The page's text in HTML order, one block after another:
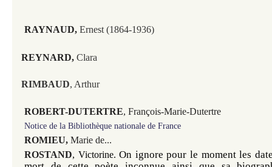
RAYNAUD, Ernest (1864-1936)
REYNARD, Clara
RIMBAUD, Arthur
ROBERT-DUTERTRE, François-Marie-Dutertre
Notice de la Bibliothèque nationale de France
ROMIEU, Marie de...
ROSTAND, Victorine. On ignore pour le moment les